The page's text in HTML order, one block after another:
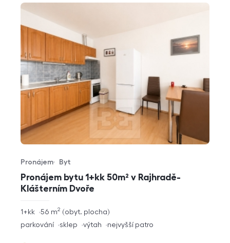
Pronájem bytu 1+kk 50m² v Rajhradě-
Klášterním Dvoře
Typ nabídky
Pronájem
Typ nemovitosti
Byt
rozměry
dispozice
1+kk obyt. plocha
56 m2
funkce
parkování sklep výtah nejvyšší patro